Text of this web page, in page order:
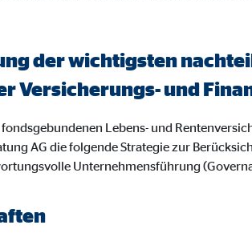
der wichtigsten
Versicherungs- und
Lebens- und
AG die folgende Strategie zur
Unternehmensführung